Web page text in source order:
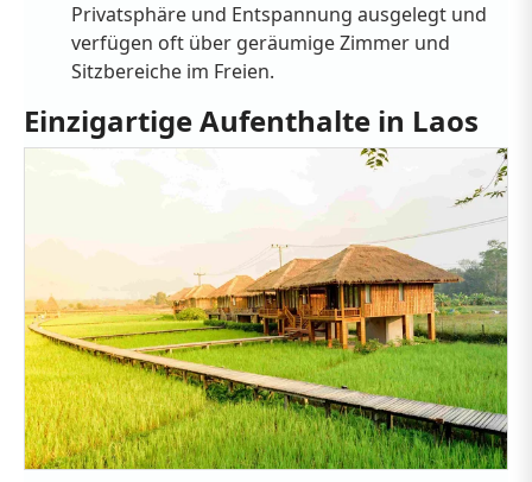
Privatsphäre und Entspannung ausgelegt und
verfügen oft über geräumige Zimmer und
Sitzbereiche im Freien.
Einzigartige Aufenthalte in Laos